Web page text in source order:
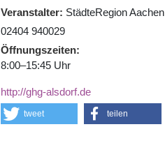
Veranstalter
StädteRegion Aachen
02404 940029
Öffnungszeiten
8:00–15:45 Uhr
http://ghg-alsdorf.de
tweet teilen